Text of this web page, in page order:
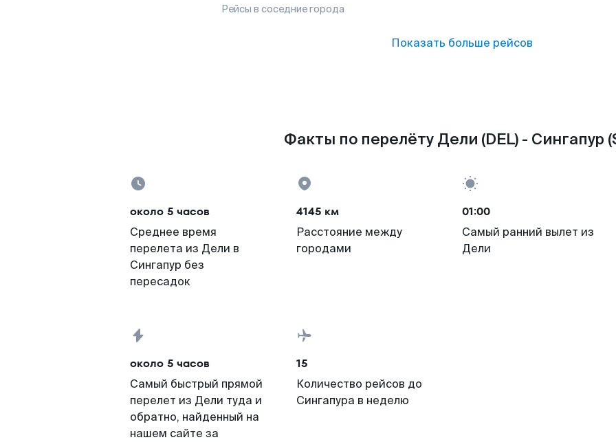
Рейсы в соседние города
Показать больше рейсов
Факты по перелёту Дели (DEL) - Сингапур
около 5 часов
Среднее время
перелета из Дели в
Сингапур без
пересадок
4145 км
Расстояние между
городами
01:00
Самый ранний вылет из
Дели
около 5 часов
Самый быстрый прямой
перелет из Дели туда и
обратно, найденный на
нашем сайте за
15
Количество рейсов до
Сингапура в неделю